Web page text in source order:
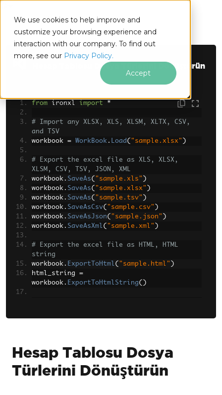
We use cookies to help improve and
customize your browsing experience and
interaction with our company. To find out
more, see our Privacy Policy.
Accept
IRONSOFTWARE
Altbilgi içeriğine atla
Hesap Tablosu Dosya Türlerini Dönüştürün
from ironxl import *
# Import any XLSX, XLS, XLSM, XLTX, CSV,
and TSV
workbook = WorkBook . Load ( "sample.xlsx" )
# Export the excel file as XLS, XLSX,
XLSM, CSV, TSV, JSON, XML
workbook . SaveAs( "sample.xls" )
workbook . SaveAs( "sample.xlsx" )
workbook . SaveAs( "sample.tsv" )
workbook . SaveAsCsv( "sample.csv" )
workbook . SaveAsJson( "sample.json" )
workbook . SaveAsXml( "sample.xml" )
# Export the excel file as HTML, HTML
string
workbook . ExportToHtml( "sample.html" )
html_string =
workbook . ExportToHtmlString()
binary_data = workbook.ToBinary()
Hesap Tablosu Dosya
Türlerini Dönüştürün